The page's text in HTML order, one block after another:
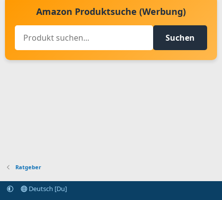
Amazon Produktsuche (Werbung)
Suchen
Ratgeber
Deutsch [Du]